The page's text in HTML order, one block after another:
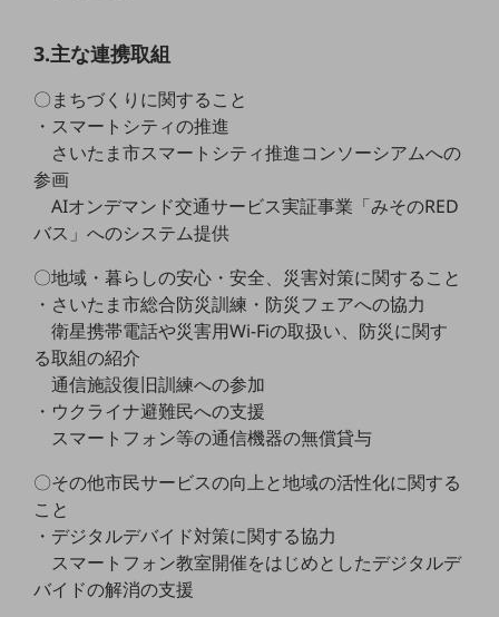
業務効率化
災害対策
職場環境整備
地域共創・地方創生
セキュリティ対策
遠隔監視
顧客体験（CX）改善
自動化・省電化
人材不足解消
業種・業態で探す
業種・業態で探すTOP
自治体
一次産業
医療・介護
3.主な連携取組
〇まちづくりに関すること
・スマートシティの推進
さいたま市スマートシティ推進コンソーシアムへの
参画
AIオンデマンド交通サービス実証事業「みそのRED
バス」へのシステム提供
〇地域・暮らしの安心・安全、災害対策に関すること
・さいたま市総合防災訓練・防災フェアへの協力
衛星携帯電話や災害用Wi-Fiの取扱い、防災に関す
る取組の紹介
通信施設復旧訓練への参加
・ウクライナ避難民への支援
スマートフォン等の通信機器の無償貸与
〇その他市民サービスの向上と地域の活性化に関する
こと
・デジタルデバイド対策に関する協力
スマートフォン教室開催をはじめとしたデジタルデ
バイドの解消の支援